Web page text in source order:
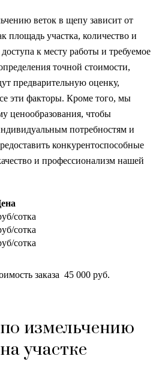
веток в щепу зависит от
площадь участка, количество и
к месту работы и требуемое
точной стоимости,
предварительную оценку,
эти факторы. Кроме того, мы
ценообразования, чтобы
потребностям и
конкурентоспособные
и профессионализм нашей
сотка
сотка
сотка
заказа 45 000 руб.
измельчению
участке